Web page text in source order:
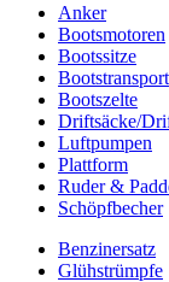
Anker
Bootsmotoren
Bootssitze
Bootstransport
Bootszelte
Driftsäcke/
Luftpumpen
Plattform
Ruder &
Schöpfbecher
Benzinersatz
Glühstrümpfe